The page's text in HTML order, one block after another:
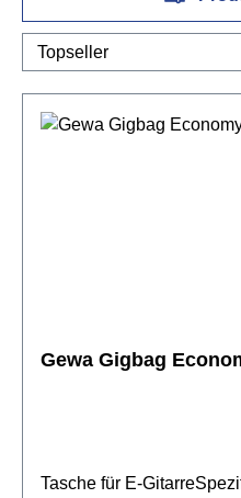
Gewa Gigbag
Tasche für E-